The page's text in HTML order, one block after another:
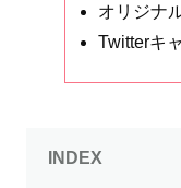
オリジナ
Twitterキ